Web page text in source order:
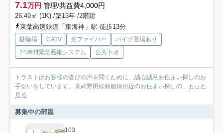
7.1万円 管理/共益費4,000円
26.49㎡ (1K) /築13年 /2階建
東葉高速鉄道「東海神」駅 徒歩13分
駐輪場 CATV 光ファイバー
バイク置場あり
24時間緊急通報システム
公共下水
トラストはお客様の喜びの声を聞くために、誠心誠意お住まい探しのお
手伝いをしています。東武野田線新船橋付近のお住まい探しの... もっと
見る
募集中の部屋
103